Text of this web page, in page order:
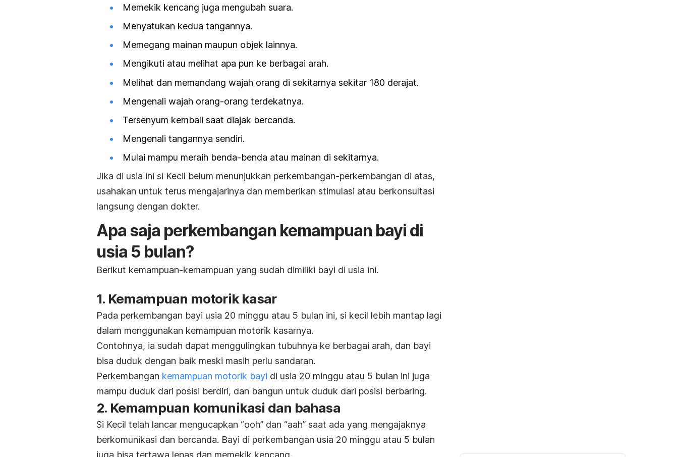
Memekik kencang juga mengubah suara.
Menyatukan kedua tangannya.
Memegang mainan maupun objek lainnya.
Mengikuti atau melihat apa pun ke berbagai arah.
Melihat dan memandang wajah orang di sekitarnya sekitar 180 derajat.
Mengenali wajah orang-orang terdekatnya.
Tersenyum kembali saat diajak bercanda.
Mengenali tangannya sendiri.
Mulai mampu meraih benda-benda atau mainan di sekitarnya.
Jika di usia ini si Kecil belum menunjukkan perkembangan-perkembangan di atas,
usahakan untuk terus mengajarinya dan memberikan stimulasi atau berkonsultasi
langsung dengan dokter.
Apa saja perkembangan kemampuan bayi di
usia 5 bulan?
Berikut kemampuan-kemampuan yang sudah dimiliki bayi di usia ini.
1. Kemampuan motorik kasar
Pada perkembangan bayi usia 20 minggu atau 5 bulan ini, si kecil lebih mantap lagi
dalam menggunakan kemampuan motorik kasarnya.
Contohnya, ia sudah dapat menggulingkan tubuhnya ke berbagai arah, dan bayi
bisa duduk dengan baik meski masih perlu sandaran.
Perkembangan kemampuan motorik bayi di usia 20 minggu atau 5 bulan ini juga
mampu duduk dari posisi berdiri, dan bangun untuk duduk dari posisi berbaring.
2. Kemampuan komunikasi dan bahasa
Si Kecil telah lancar mengucapkan “ooh” dan “aah” saat ada yang mengajaknya
berkomunikasi dan bercanda. Bayi di perkembangan usia 20 minggu atau 5 bulan